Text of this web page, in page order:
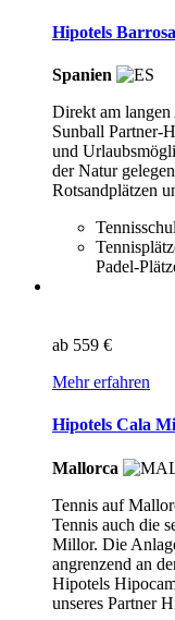
Hipotels
Spanien
Direkt am langen
Sunball Partner-
und
der Natur
Rotsandplätzen
Padel-
ab 559 €
Mehr erfahren
Hipotels Cala
Mallorca
Tennis auf
Tennis auch die
Millor. Die
angrenzend an
Hipotels
unseres Partner